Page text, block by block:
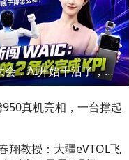
世界人工智能大会：AI开始干活了，但到底干的怎么样？萌新闯WAIC
真机亮相，一台撑起
翔教授：大疆eVTOL飞